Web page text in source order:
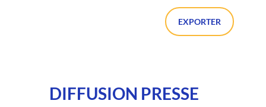
EXPORTER
DIFFUSION PRESSE